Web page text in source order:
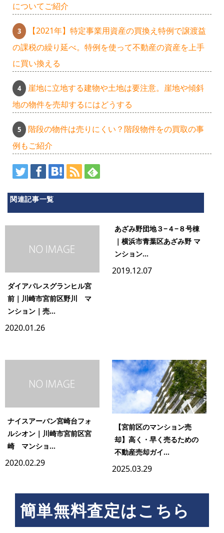
についてご紹介
【2021年】特定事業用資産の買換え特例で譲渡益
の課税の繰り延べ。特例を使って不動産の資産を上手
に買い換える
崖地に立地する建物や土地は要注意。崖地や傾斜
地の物件を売却するにはどうする
階段の物件は売りにくい？階段物件をの買取の事
例もご紹介
関連記事一覧
ダイアパレスグランヒル宮
前｜川崎市宮前区野川 マ
ンション｜売...
2020.01.26
あざみ野団地３−４−８号棟
｜横浜市青葉区あざみ野 マ
ンション...
2019.12.07
ナイスアーバン宮崎台フォ
ルシオン｜川崎市宮前区宮
崎 マンショ...
2020.02.29
【宮前区のマンション売
却】高く・早く売るための
不動産売却ガイ...
2025.03.29
簡単無料査定はこちら